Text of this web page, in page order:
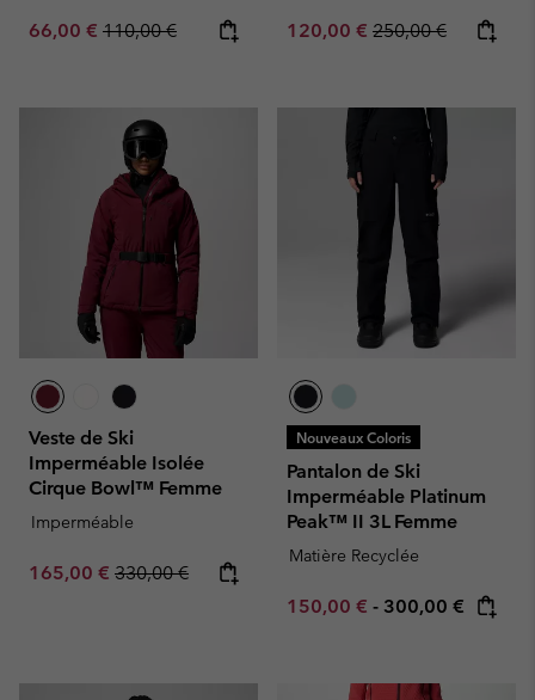
Sale price:
66,00 € Regular price:
110,00 € Sale price:
120,00 € Regular price:
250,00 €
Veste de Ski
Imperméable Isolée
Cirque Bowl™ Femme
Imperméable
Sale price:
165,00 € Regular price:
330,00 €
Nouveaux Coloris
Pantalon de Ski
Imperméable Platinum
Peak™ II 3L Femme
Matière Recyclée
Minimum sale price:
150,00 € - Maximum price:
300,00 €